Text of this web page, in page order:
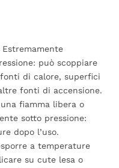
Estremamente
può scoppiare
di calore, superfici
fonti di accensione.
fiamma libera o
sotto pressione:
dopo l’uso.
a temperature
su cute lesa o